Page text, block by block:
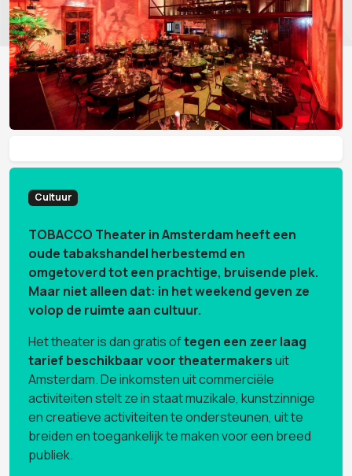
Cultuur
TOBACCO Theater in Amsterdam heeft een
oude tabakshandel herbestemd en
omgetoverd tot een prachtige, bruisende plek.
Maar niet alleen dat: in het weekend geven ze
volop de ruimte aan cultuur.
Het theater is dan gratis oftegen een zeer laag
tarief beschikbaar voor theatermakersuit
Amsterdam. De inkomsten uit commerciële
activiteiten stelt ze in staat muzikale, kunstzinnige
en creatieve activiteiten te ondersteunen, uit te
breiden en toegankelijk te maken voor een breed
publiek.